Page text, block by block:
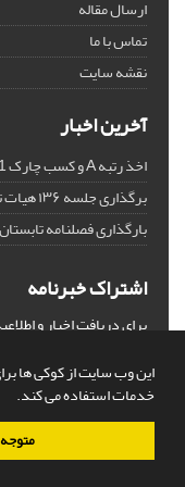
این وب سایت از کوکی ها
خدمات استفاده می کند.
ارسال مقاله
تماس با ما
نقشه سایت
آخرین اخبار
اخذ رتبه A و کسب چارک Q1 توسط فصلنامه راهبرد دفاعی
برگذاری جلسه ۱۳۶ هیات تحریریه در هشتم مهرماه ۱۴۰۲
بارگذاری فصلنامه
اشتراک خبرنامه
برای دریافت اخبار و